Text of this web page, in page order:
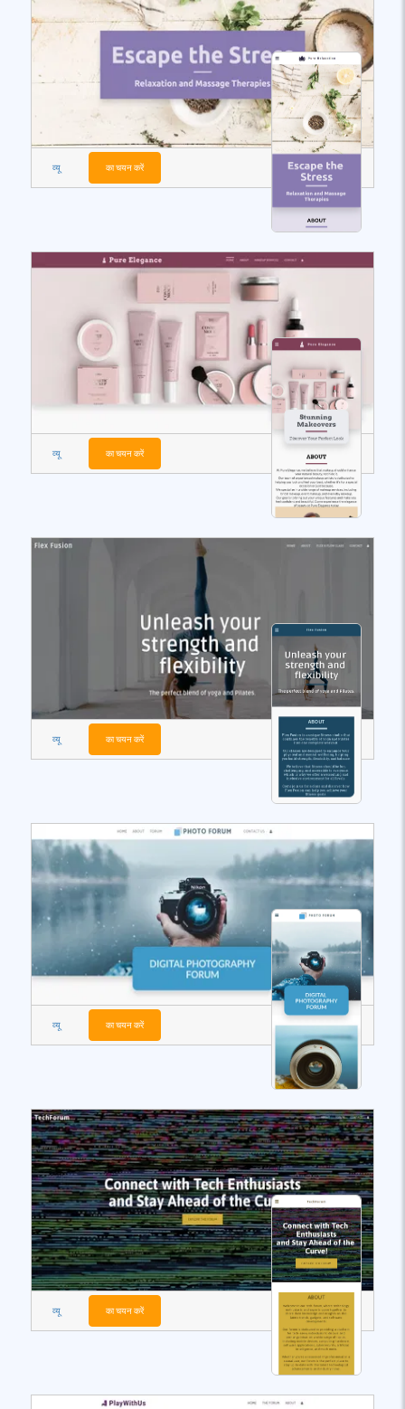
व्यू का चयन करें
व्यू का चयन करें
व्यू का चयन करें
व्यू का चयन करें
व्यू का चयन करें